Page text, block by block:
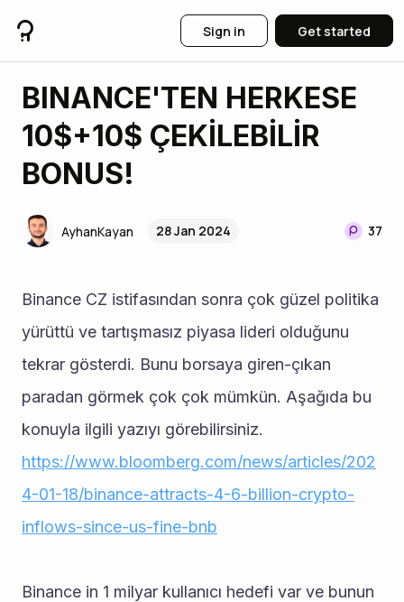
Sign in Get started
BINANCE'TEN HERKESE
10$+10$ ÇEKİLEBİLİR
BONUS!
AyhanKayan 28 Jan 2024 37
Binance CZ istifasından sonra çok güzel politika
yürüttü ve tartışmasız piyasa lideri olduğunu
tekrar gösterdi. Bunu borsaya giren-çıkan
paradan görmek çok çok mümkün. Aşağıda bu
konuyla ilgili yazıyı görebilirsiniz.
https://www.bloomberg.com/news/articles/202
4-01-18/binance-attracts-4-6-billion-crypto-
inflows-since-us-fine-bnb
Binance in 1 milyar kullanıcı hedefi var ve bunun